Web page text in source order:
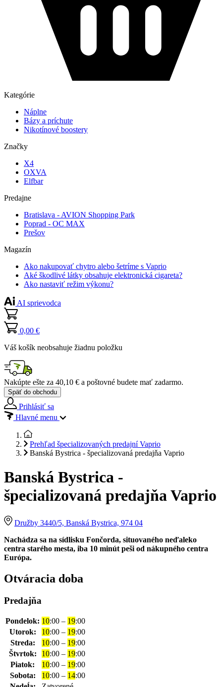
Kategórie
Náplne
Bázy a príchute
Nikotínové boostery
Značky
X4
OXVA
Elfbar
Predajne
Bratislava - AVION Shopping Park
Poprad - OC MAX
Prešov
Magazín
Ako nakupovať chytro alebo šetríme s Vaprio
Aké škodlivé látky obsahuje elektronická cigareta?
Ako nastaviť režim výkonu?
AI sprievodca
0,00 €
Váš košík neobsahuje žiadnu položku
Nakúpte ešte za 40,10 € a poštovné budete mať zadarmo.
Späť do obchodu
Prihlásiť sa
Hlavné menu
Prehľad špecializovaných predajní Vaprio
Banská Bystrica - špecializovaná predajňa Vaprio
Banská Bystrica -
špecializovaná predajňa Vaprio
Družby 3440/5, Banská Bystrica, 974 04
Nachádza sa na sídlisku Fončorda, situovaného neďaleko
centra starého mesta, iba 10 minút peši od nákupného centra
Európa.
Otváracia doba
Predajňa
Pondelok: 10:00 – 19:00
Utorok:
10:00 – 19:00
Streda:
10:00 – 19:00
Štvrtok:
10:00 – 19:00
Piatok:
10:00 – 19:00
Sobota:
10:00 – 14:00